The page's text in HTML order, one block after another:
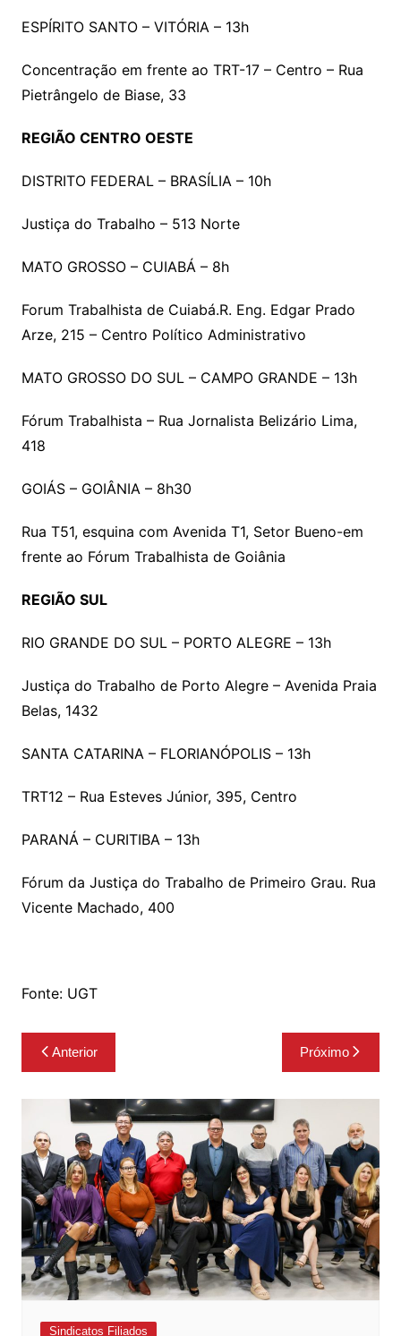
ESPÍRITO SANTO – VITÓRIA – 13h
Concentração em frente ao TRT-17 – Centro – Rua
Pietrângelo de Biase, 33
REGIÃO CENTRO OESTE
DISTRITO FEDERAL – BRASÍLIA – 10h
Justiça do Trabalho – 513 Norte
MATO GROSSO – CUIABÁ – 8h
Forum Trabalhista de Cuiabá.R. Eng. Edgar Prado
Arze, 215 – Centro Político Administrativo
MATO GROSSO DO SUL – CAMPO GRANDE – 13h
Fórum Trabalhista – Rua Jornalista Belizário Lima,
418
GOIÁS – GOIÂNIA – 8h30
Rua T51, esquina com Avenida T1, Setor Bueno-em
frente ao Fórum Trabalhista de Goiânia
REGIÃO SUL
RIO GRANDE DO SUL – PORTO ALEGRE – 13h
Justiça do Trabalho de Porto Alegre – Avenida Praia
Belas, 1432
SANTA CATARINA – FLORIANÓPOLIS – 13h
TRT12 – Rua Esteves Júnior, 395, Centro
PARANÁ – CURITIBA – 13h
Fórum da Justiça do Trabalho de Primeiro Grau. Rua
Vicente Machado, 400
Fonte: UGT
Navegação
de
Post
Anterior Próximo
Sindicatos Filiados